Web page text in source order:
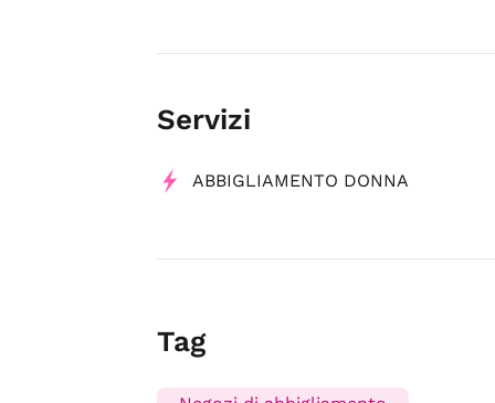
Servizi
ABBIGLIAMENTO DONNA
Tag